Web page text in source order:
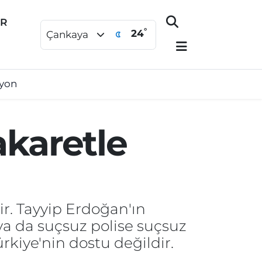
Çankaya 24°
Tayyip Erdoğan'ın
da suçsuz polise suçsuz
dostu değildir.